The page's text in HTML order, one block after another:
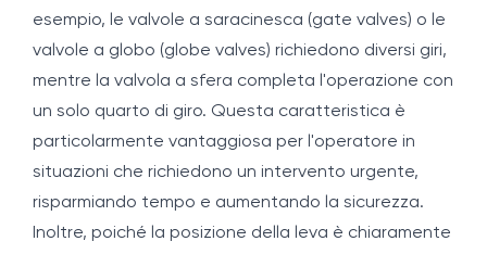
esempio, le valvole a saracinesca (gate valves) o le
valvole a globo (globe valves) richiedono diversi giri,
mentre la valvola a sfera completa l'operazione con
un solo quarto di giro. Questa caratteristica è
particolarmente vantaggiosa per l'operatore in
situazioni che richiedono un intervento urgente,
risparmiando tempo e aumentando la sicurezza.
Inoltre, poiché la posizione della leva è chiaramente